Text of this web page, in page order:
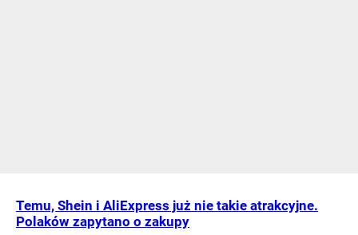
Temu, Shein i AliExpress już nie takie atrakcyjne.
Polaków zapytano o zakupy